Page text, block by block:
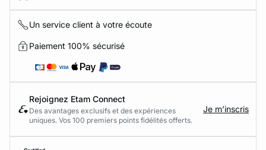
Un service client à votre écoute
Paiement 100% sécurisé
Rejoignez Etam Connect
Des avantages exclusifs et des expériences
uniques. Vos 100 premiers points fidélités offerts.
Je m’inscris